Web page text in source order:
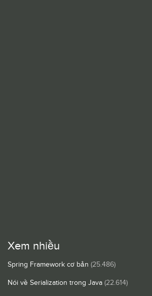
Xem nhiều
Spring Framework cơ bản (25.486)
Nói về Serialization trong Java (22.614)